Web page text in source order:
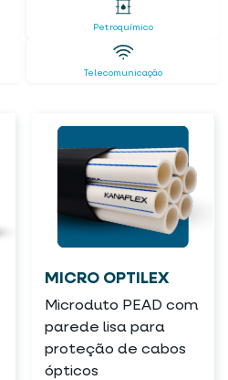
Petroquímico
Telecomunicação
MICRO OPTILEX
Microduto PEAD com
parede lisa para
proteção de cabos
ópticos